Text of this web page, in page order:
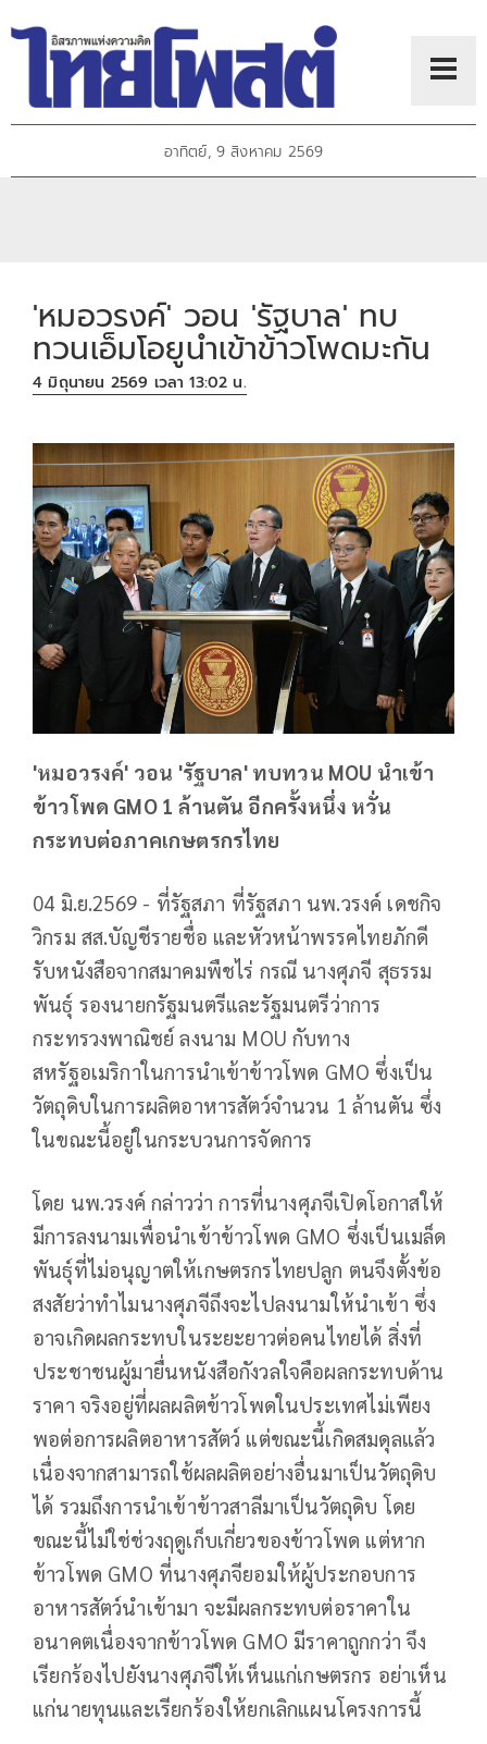
อาทิตย์, 9 สิงหาคม 2569
'หมอวรงค์' วอน 'รัฐบาล' ทบ
ทวนเอ็มโอยูนำเข้าข้าวโพดมะกัน
4 มิถุนายน 2569 เวลา 13:02 น.
'หมอวรงค์' วอน 'รัฐบาล' ทบทวน MOU นำเข้า
ข้าวโพด GMO 1 ล้านตัน อีกครั้งหนึ่ง หวั่น
กระทบต่อภาคเกษตรกรไทย
04 มิ.ย.2569 - ที่รัฐสภา ที่รัฐสภา นพ.วรงค์ เดชกิจ
วิกรม สส.บัญชีรายชื่อ และหัวหน้าพรรคไทยภักดี
รับหนังสือจากสมาคมพืชไร่ กรณี นางศุภจี สุธรรม
พันธุ์ รองนายกรัฐมนตรีและรัฐมนตรีว่าการ
กระทรวงพาณิชย์ ลงนาม MOU กับทาง
สหรัฐอเมริกาในการนำเข้าข้าวโพด GMO ซึ่งเป็น
วัตถุดิบในการผลิตอาหารสัตว์จำนวน 1 ล้านตัน ซึ่ง
ในขณะนี้อยู่ในกระบวนการจัดการ
โดย นพ.วรงค์ กล่าวว่า การที่นางศุภจีเปิดโอกาสให้
มีการลงนามเพื่อนำเข้าข้าวโพด GMO ซึ่งเป็นเมล็ด
พันธุ์ที่ไม่อนุญาตให้เกษตรกรไทยปลูก ตนจึงตั้งข้อ
สงสัยว่าทำไมนางศุภจีถึงจะไปลงนามให้นำเข้า ซึ่ง
อาจเกิดผลกระทบในระยะยาวต่อคนไทยได้ สิ่งที่
ประชาชนผู้มายื่นหนังสือกังวลใจคือผลกระทบด้าน
ราคา จริงอยู่ที่ผลผลิตข้าวโพดในประเทศไม่เพียง
พอต่อการผลิตอาหารสัตว์ แต่ขณะนี้เกิดสมดุลแล้ว
เนื่องจากสามารถใช้ผลผลิตอย่างอื่นมาเป็นวัตถุดิบ
ได้ รวมถึงการนำเข้าข้าวสาลีมาเป็นวัตถุดิบ โดย
ขณะนี้ไม่ใช่ช่วงฤดูเก็บเกี่ยวของข้าวโพด แต่หาก
ข้าวโพด GMO ที่นางศุภจียอมให้ผู้ประกอบการ
อาหารสัตว์นำเข้ามา จะมีผลกระทบต่อราคาใน
อนาคตเนื่องจากข้าวโพด GMO มีราคาถูกกว่า จึง
เรียกร้องไปยังนางศุภจีให้เห็นแก่เกษตรกร อย่าเห็น
แก่นายทุนและเรียกร้องให้ยกเลิกแผนโครงการนี้